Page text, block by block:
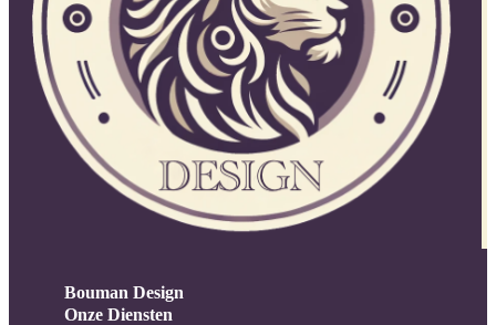
Bouman Design
Onze Diensten